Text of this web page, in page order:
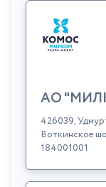
АО
426039,
Воткинское
184001001